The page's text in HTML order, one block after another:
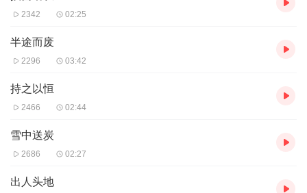
2342 02:25
半途而废
2296 03:42
持之以恒
2466 02:44
雪中送炭
2686 02:27
出人头地